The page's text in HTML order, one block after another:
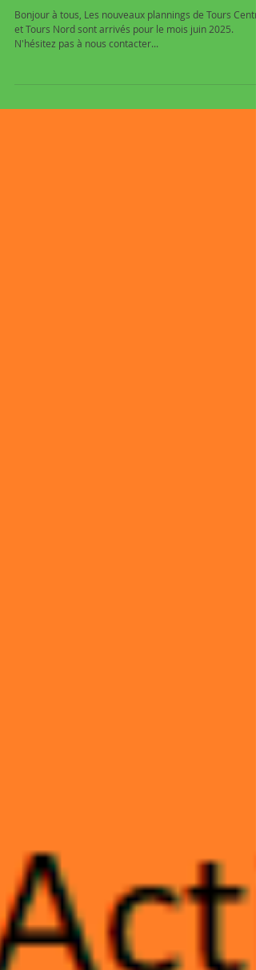
de Juin 2025
Bonjour à tous, Les nouveaux plannings de Tours